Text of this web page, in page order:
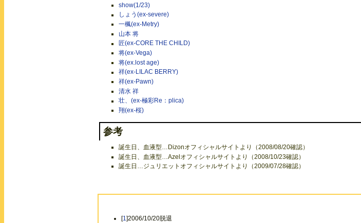
show(1/23)
しょう(ex-severe)
一楓(ex-Metry)
山本 将
匠(ex-CORE THE CHILD)
将(ex-Vega)
将(ex.lost age)
祥(ex-LILAC BERRY)
祥(ex-Pawn)
清水 祥
壮、(ex-極彩Re：plica)
翔(ex-桜)
参考
誕生日、血液型…Dizonオフィシャルサイトより（2008/08/20確認）
誕生日、血液型…Azelオフィシャルサイトより（2008/10/23確認）
誕生日…ジュリエットオフィシャルサイトより（2009/07/28確認）
[1]2006/10/20脱退